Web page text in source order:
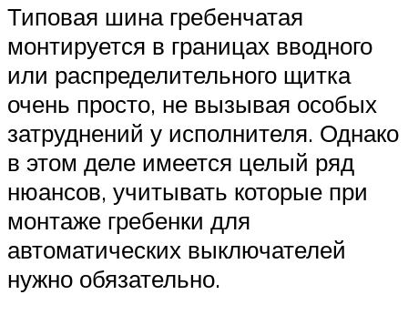
Типовая шина гребенчатая
монтируется в границах вводного
или распределительного щитка
очень просто, не вызывая особых
затруднений у исполнителя. Однако
в этом деле имеется целый ряд
нюансов, учитывать которые при
монтаже гребенки для
автоматических выключателей
нужно обязательно.